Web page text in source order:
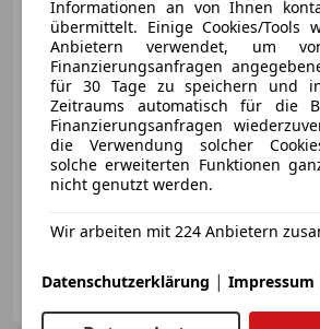
€ 12
12/2009 194 312 km
Finazierung ohne Anzahlung möglich!
motioncars gmbh
Informationen an von Ihnen
übermittelt. Einige Cookies/Tools
Anbietern verwendet, um
Finanzierungsanfragen
für 30 Tage zu speichern und
Zeitraums automatisch für die
Finanzierungsanfragen
die Verwendung solcher
solche erweiterten Funktionen
nicht genutzt werden.
Wir arbeiten mit 224 Anbietern
Datenschutzerklärung | Impressum